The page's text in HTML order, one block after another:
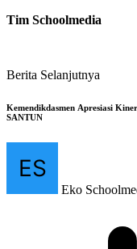
Tim Schoolmedia